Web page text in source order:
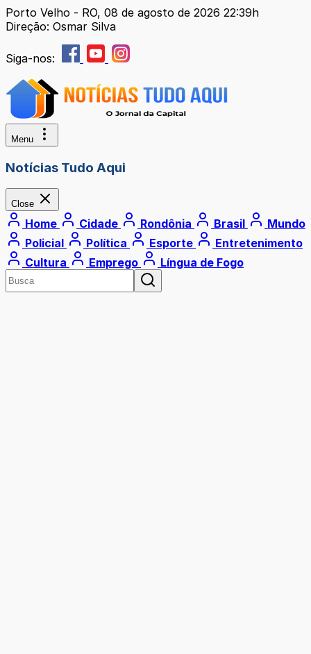
Porto Velho - RO, 08 de agosto de 2026 22:39h
Direção: Osmar Silva
Siga-nos:
Menu
Notícias Tudo Aqui
Close
Home Cidade Rondônia Brasil
Mundo
Policial
Política Esporte
Entretenimento
Cultura
Emprego Língua de Fogo